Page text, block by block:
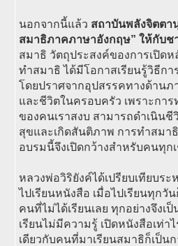
นอกจากนี้แล้ว สถาบันพลังจิตตา
สมาธิภาคภาษาอังกฤษ” ให้กับช
สมาธิ วัตถุประสงค์ของการเปิด
ทำสมาธิ ได้มีโอกาสเรียนรู้วิธีก
โดยปราศจากอุปสรรคทางด้านภ
และชีวิตในครอบครัว เพราะกา
ของคนเราสงบ สามารถดำเนิน
สุขและเกิดสันติภาพ การทำสมา
อบรมนี้จึงเปิดกว้างสำหรับคนทุ
หลวงพ่อวิริยังค์ได้เปรียบเทียบร
ไปเรียนหนังสือ เมื่อไปเรียนทุกวั
คนที่ไม่ได้เรียนเลย ทุกอย่างจึง
เรียนไม่มีความรู้ เปิดหนังสือเท่า
เดียวกับคนที่มาเรียนสมาธิก็เป็น